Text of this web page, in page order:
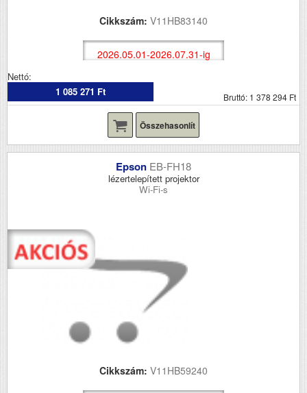
Cikkszám: V11HB83140
2026.05.01-2026.07.31-ig
Nettó:
1 085 271 Ft
Bruttó: 1 378 294 Ft
Összehasonlít
Epson EB-FH18
lézertelepített projektor
Wi-Fi-s
Cikkszám: V11HB59240